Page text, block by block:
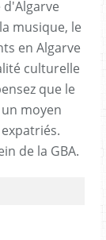
musique, le
en Algarve
culturelle
que le
moyen
de la GBA.